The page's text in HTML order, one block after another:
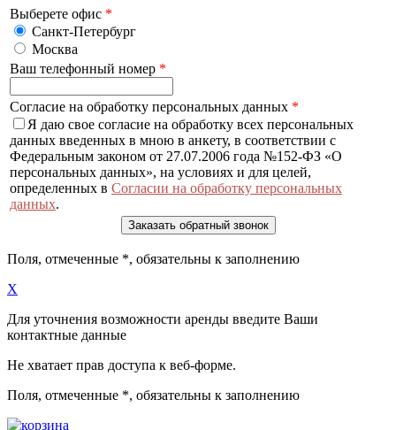
Выберете офис *
Санкт-Петербург
Москва
Ваш телефонный номер *
Согласие на обработку персональных данных *
Я даю свое согласие на обработку всех персональных
данных введенных в мною в анкету, в соответствии с
Федеральным законом от 27.07.2006 года №152-ФЗ «О
персональных данных», на условиях и для целей,
определенных в Согласии на обработку персональных
данных.
Поля, отмеченные *, обязательны к заполнению
X
Для уточнения возможности аренды введите Ваши
контактные данные
Не хватает прав доступа к веб-форме.
Поля, отмеченные *, обязательны к заполнению